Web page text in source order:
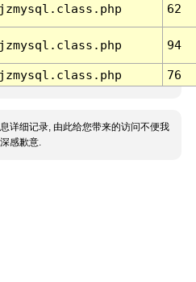
62
94
76
详细记录, 由此给您带来的访问不便我
感歉意.